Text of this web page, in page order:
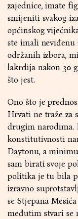
zajednice, imate
smijeniti svakog
općinskog
ste imali
održanih izbora,
lakrdija nakon 30
što jest.
Ono što je
Hrvati ne traže za
drugim narodima.
konstitutivnosti
Daytonu, a
sam birati svoje
politika je tu bila
izravno
se Stjepana
međutim stvari se